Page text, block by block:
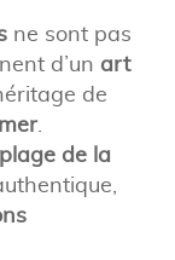
ne sont pas
d’un art
de
.
plage de la